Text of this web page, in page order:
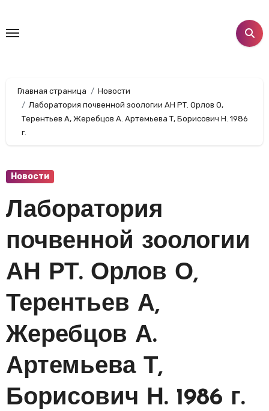
содержанию
Главная страница
Новости
Лаборатория почвенной зоологии АН РТ. Орлов О,
Терентьев А, Жеребцов А. Артемьева Т, Борисович Н. 1986
г.
Новости
Лаборатория
почвенной зоологии
АН РТ. Орлов О,
Терентьев А,
Жеребцов А.
Артемьева Т,
Борисович Н. 1986 г.